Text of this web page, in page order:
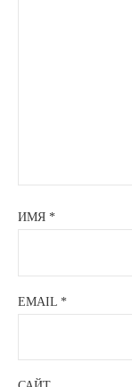
ИМЯ *
EMAIL *